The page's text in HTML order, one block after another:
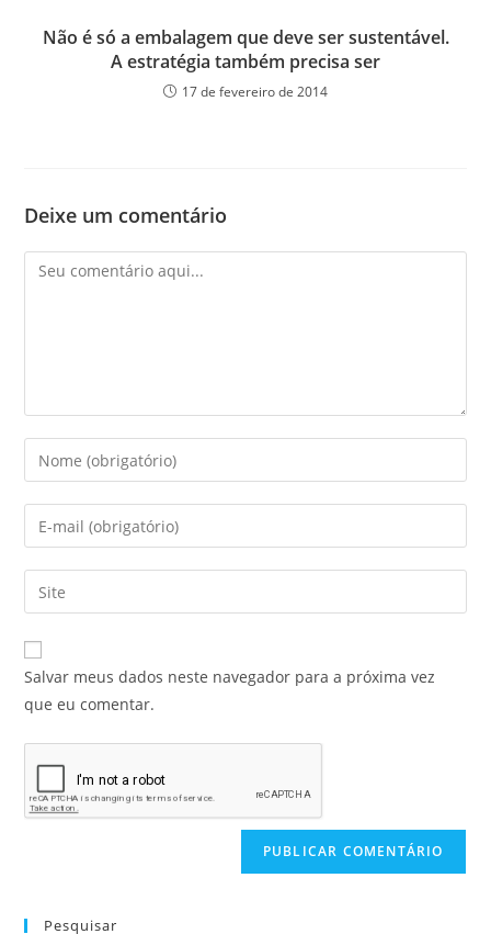
Não é só a embalagem que deve ser sustentável.
A estratégia também precisa ser
17 de fevereiro de 2014
Deixe um comentário
Salvar meus dados neste navegador para a próxima vez
que eu comentar.
Pesquisar